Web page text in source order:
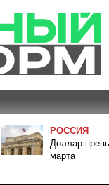
РОССИЯ
Доллар
марта